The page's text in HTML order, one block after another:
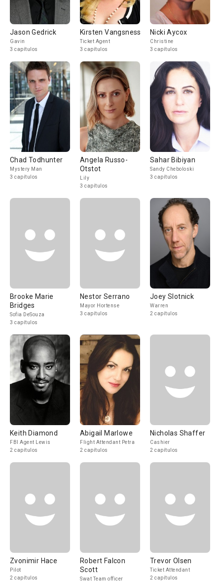
Jason Gedrick
Gavin
3 capítulos
Kirsten Vangsness
Ticket Agent
3 capítulos
Nicki Aycox
Christine
3 capítulos
Chad Todhunter
Mystery Man
3 capítulos
Angela Russo-
Otstot
Lily
3 capítulos
Sahar Bibiyan
Sandy Cheboloski
3 capítulos
Brooke Marie
Bridges
Sofia DeSouza
3 capítulos
Nestor Serrano
Mayor Hortense
3 capítulos
Joey Slotnick
Warren
2 capítulos
Keith Diamond
FBI Agent Lewis
2 capítulos
Abigail Marlowe
Flight Attendant Petra
2 capítulos
Nicholas Shaffer
Cashier
2 capítulos
Zvonimir Hace
Pilot
2 capítulos
Robert Falcon
Scott
Swat Team officer
Trevor Olsen
Ticket Attendant
2 capítulos